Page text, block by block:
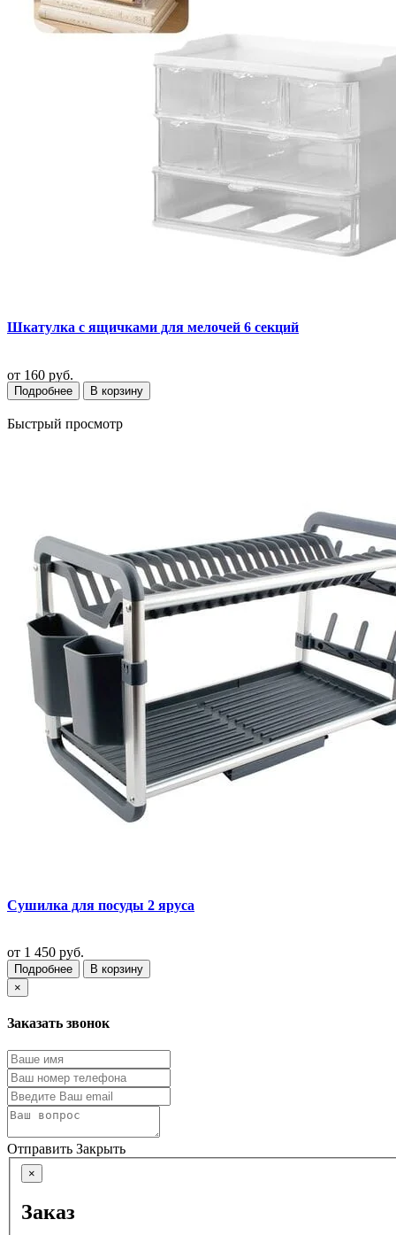
Шкатулка с ящичками для мелочей 6 секций
от 160 руб.
Подробнее В корзину
Быстрый просмотр
Сушилка для посуды 2 яруса
от 1 450 руб.
Подробнее
В корзину
×
Заказать звонок
Отправить Закрыть
×
Заказ